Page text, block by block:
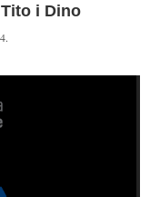
i Dino